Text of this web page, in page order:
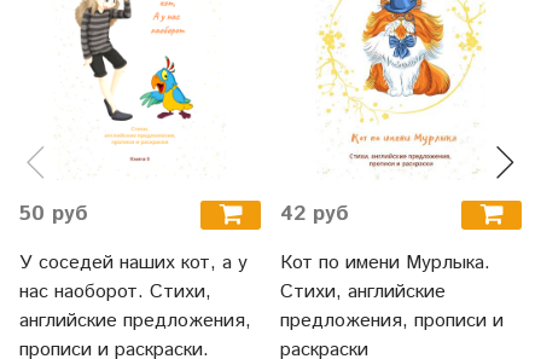
50 руб
У соседей наших кот, а у
нас наоборот. Стихи,
английские предложения,
прописи и раскраски.
42 руб
Кот по имени Мурлыка.
Стихи, английские
предложения, прописи и
раскраски